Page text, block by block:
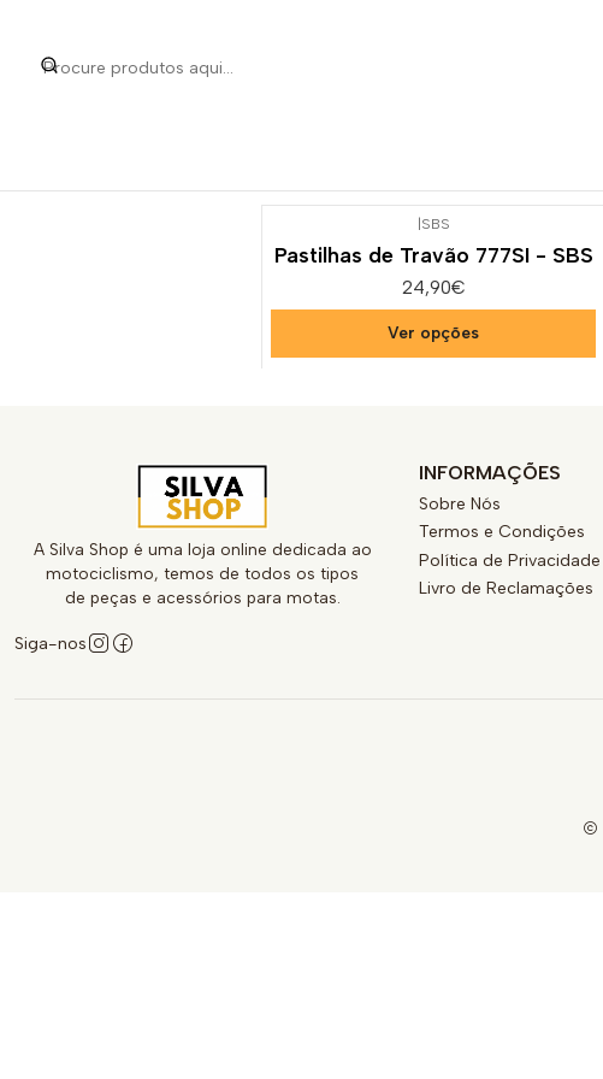
SBS
Pastilhas de Travão 777SI - SBS
24,90€
Ver opções
A Silva Shop é uma loja online dedicada ao
motociclismo, temos de todos os tipos
de peças e acessórios para motas.
Siga-nos
INFORMAÇÕES
Sobre Nós
Termos e Condições
Política de Privacidade
Livro de Reclamações